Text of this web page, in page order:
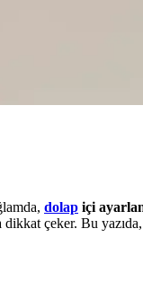
dolap içi
dikkat çeker. Bu